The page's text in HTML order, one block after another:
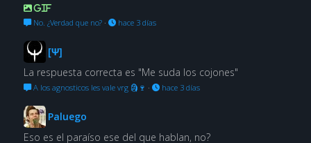
GIF
No. ¿Verdad que no?· hace 3 días
[Ψ]
La respuesta correcta es "Me suda los cojones"
A los agnosticos les vale vrg 🗿🍷 · hace 3 días
Paluego
Eso es el paraíso ese del que hablan, no?